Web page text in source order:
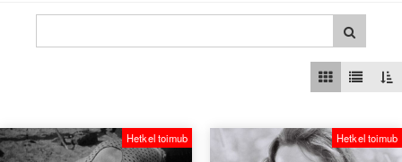
Hetkel toimub Hetkel toimub